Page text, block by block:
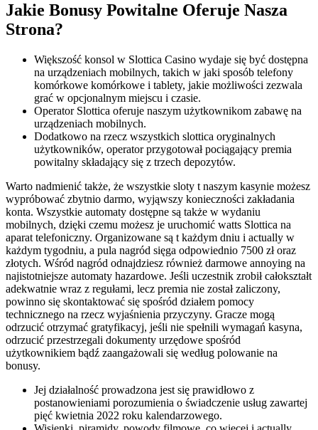
Jаkіе Bоnusy Роwіtаlnе Оfеrujе Nаszа
Strоnа?
Większość konsol w Slottica Casino wydaje się być dostępna
na urządzeniach mobilnych, takich w jaki sposób telefony
komórkowe komórkowe i tablety, jakie możliwości zezwala
grać w opcjonalnym miejscu i czasie.
Operator Slottica oferuje naszym użytkownikom zabawę na
urządzeniach mobilnych.
Dodatkowo na rzecz wszystkich slottica oryginalnych
użytkowników, operator przygotował pociągający premia
powitalny składający się z trzech depozytów.
Warto nadmienić także, że wszystkie sloty t naszym kasynie możesz
wypróbować zbytnio darmo, wyjąwszy konieczności zakładania
konta. Wszystkie automaty dostępne są także w wydaniu
mobilnych, dzięki czemu możesz je uruchomić watts Slottica na
aparat telefoniczny. Organizowane są t każdym dniu i actually w
każdym tygodniu, a pula nagród sięga odpowiednio 7500 zł oraz
złotych. Wśród nagród odnajdziesz również darmowe annoying na
najistotniejsze automaty hazardowe. Jeśli uczestnik zrobił całokształt
adekwatnie wraz z regułami, lecz premia nie został zaliczony,
powinno się skontaktować się spośród działem pomocy
technicznego na rzecz wyjaśnienia przyczyny. Gracze mogą
odrzucić otrzymać gratyfikacyj, jeśli nie spełnili wymagań kasyna,
odrzucić przestrzegali dokumenty urzędowe spośród
użytkownikiem bądź zaangażowali się według polowanie na
bonusy.
Jej działalność prowadzona jest się prawidłowo z
postanowieniami porozumienia o świadczenie usług zawartej
pięć kwietnia 2022 roku kalendarzowego.